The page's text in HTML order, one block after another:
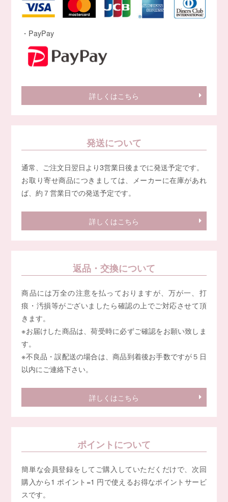
・PayPay
詳しくはこちら
発送について
通常、ご注文日翌日より3営業日後までに発送予定です。
お取り寄せ商品につきましては、メーカーに在庫があれ
ば、約７営業日での発送予定です。
詳しくはこちら
返品・交換について
商品には万全の注意を払っておりますが、万が一、打
痕・汚損等がございましたら確認の上でご対応させて頂
きます。
※お届けした商品は、荷受時に必ずご確認をお願い致しま
す。
※不良品・誤配送の場合は、商品到着後お手数ですが５日
以内にご連絡下さい。
詳しくはこちら
ポイントについて
簡単な会員登録をしてご購入していただくだけで、次回
購入から1 ポイント=1 円で使えるお得なポイントサービ
スです。